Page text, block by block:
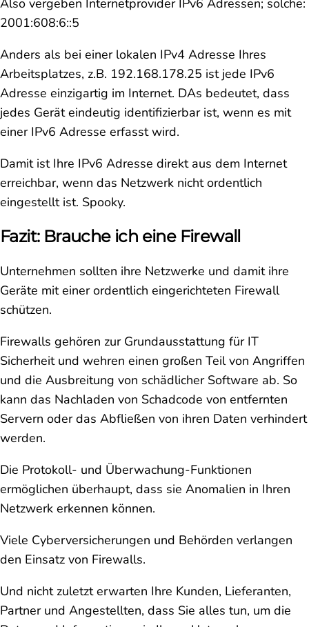
Also vergeben Internetprovider IPv6 Adressen; solche:
2001:608:6::5
Anders als bei einer lokalen IPv4 Adresse Ihres
Arbeitsplatzes, z.B. 192.168.178.25 ist jede IPv6
Adresse einzigartig im Internet. DAs bedeutet, dass
jedes Gerät eindeutig identifizierbar ist, wenn es mit
einer IPv6 Adresse erfasst wird.
Damit ist Ihre IPv6 Adresse direkt aus dem Internet
erreichbar, wenn das Netzwerk nicht ordentlich
eingestellt ist. Spooky.
Fazit: Brauche ich eine Firewall
Unternehmen sollten ihre Netzwerke und damit ihre
Geräte mit einer ordentlich eingerichteten Firewall
schützen.
Firewalls gehören zur Grundausstattung für IT
Sicherheit und wehren einen großen Teil von Angriffen
und die Ausbreitung von schädlicher Software ab. So
kann das Nachladen von Schadcode von entfernten
Servern oder das Abfließen von ihren Daten verhindert
werden.
Die Protokoll- und Überwachung-Funktionen
ermöglichen überhaupt, dass sie Anomalien in Ihren
Netzwerk erkennen können.
Viele Cyberversicherungen und Behörden verlangen
den Einsatz von Firewalls.
Und nicht zuletzt erwarten Ihre Kunden, Lieferanten,
Partner und Angestellten, dass Sie alles tun, um die